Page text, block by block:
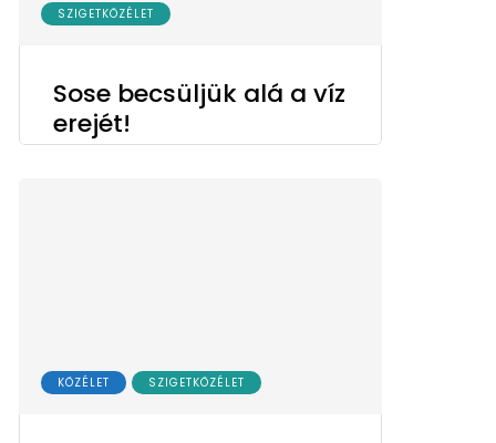
SZIGETKÖZÉLET
Sose becsüljük alá a víz
erejét!
KÖZÉLET SZIGETKÖZÉLET